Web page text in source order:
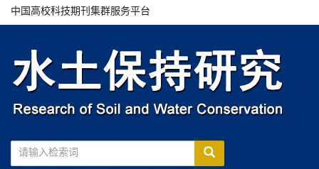
中国高校科技期刊集群服务平台